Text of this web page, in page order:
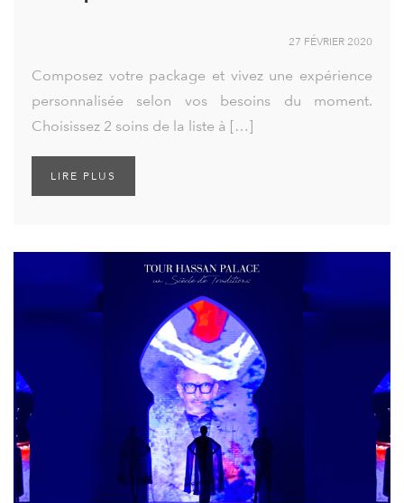
27 FÉVRIER 2020
Composez votre package et vivez une expérience
personnalisée selon vos besoins du moment.
Choisissez 2 soins de la liste à […]
LIRE PLUS